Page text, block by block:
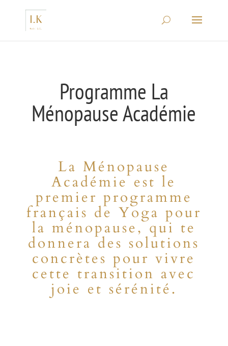
Programme La
Ménopause Académie
La Ménopause
Académie est le
premier programme
français de Yoga pour
la ménopause, qui te
donnera des solutions
concrètes pour vivre
cette transition avec
joie et sérénité.